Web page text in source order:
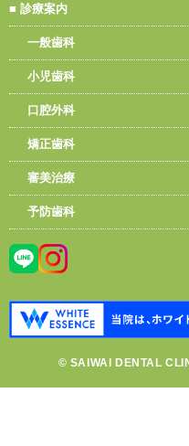
■ 診療案内
一般歯科
小児歯科
口腔外科
矯正歯科
審美治療
予防歯科
© SAIWAI DENTAL